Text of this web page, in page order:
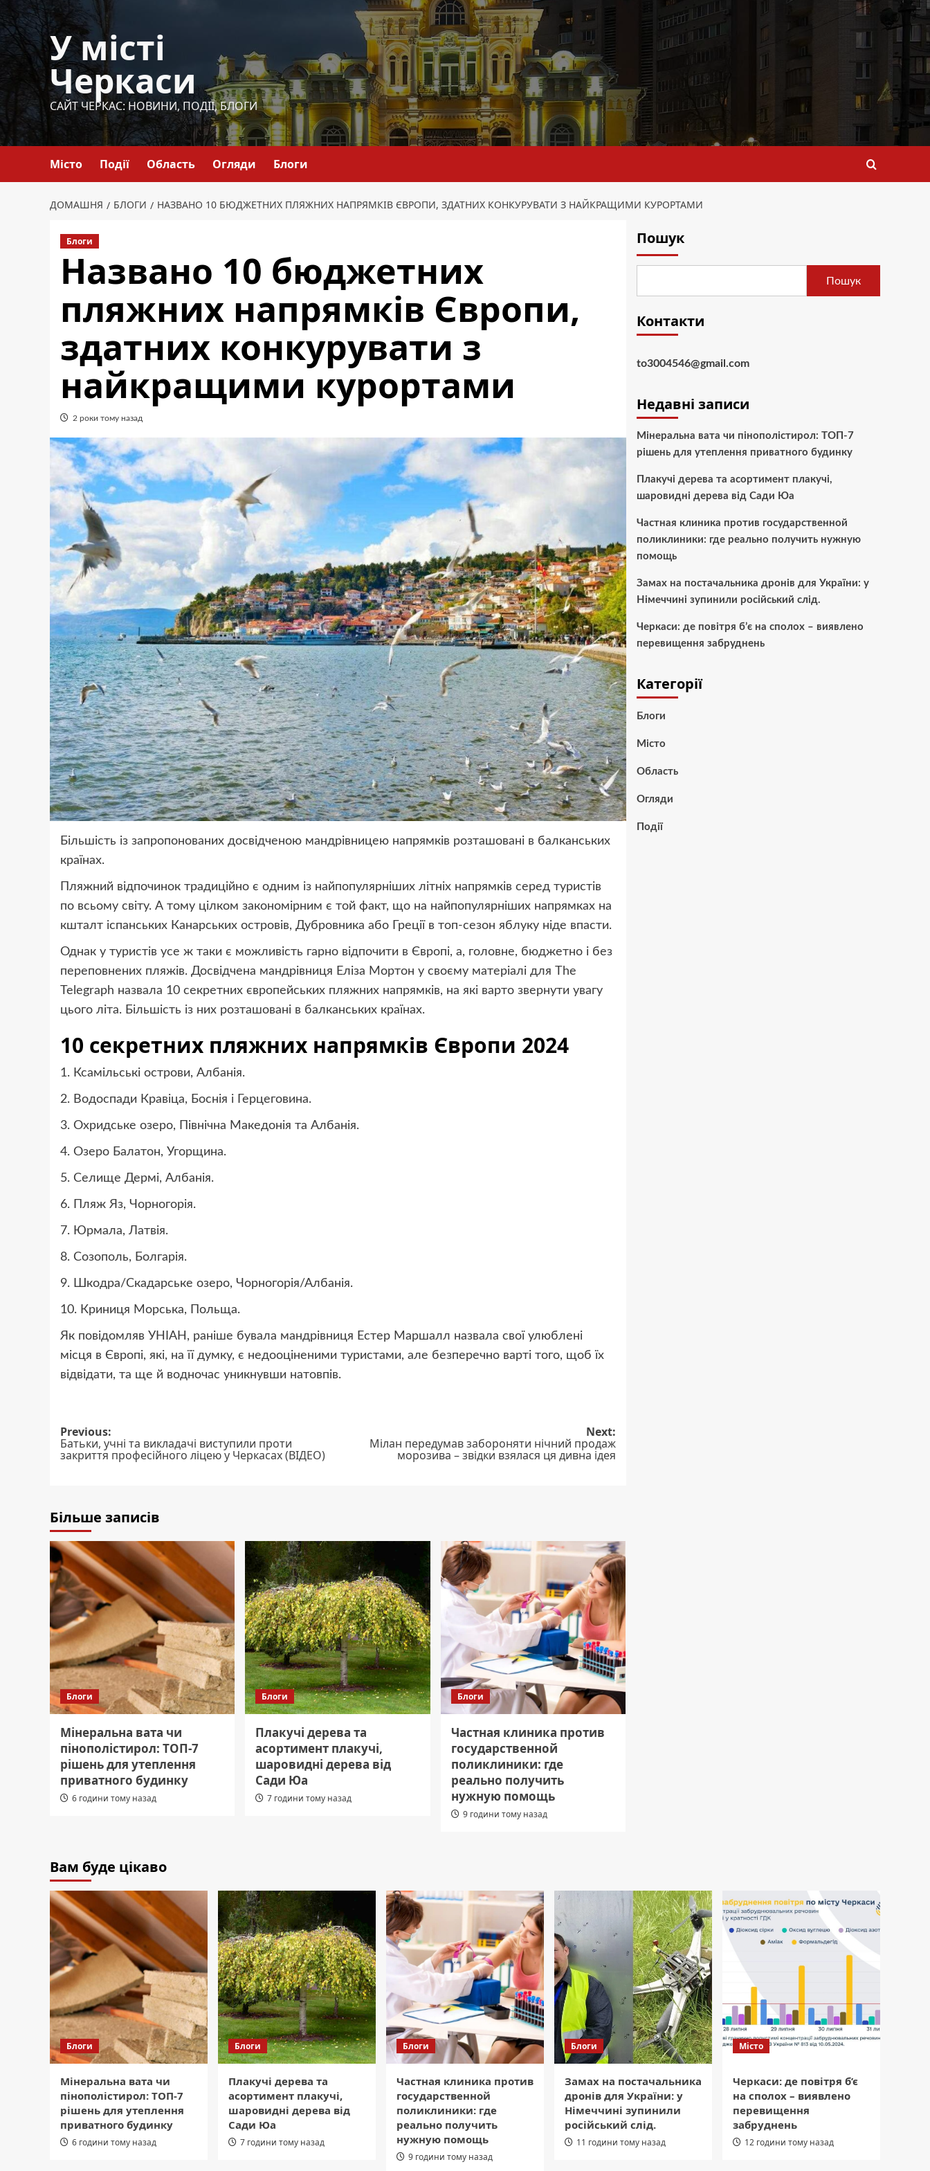
Перейти
до
вмісту
У місті
Черкаси
САЙТ ЧЕРКАС: НОВИНИ, ПОДІЇ, БЛОГИ
Місто Події Область Огляди Блоги
ДОМАШНЯ БЛОГИ НАЗВАНО 10 БЮДЖЕТНИХ ПЛЯЖНИХ НАПРЯМКІВ ЄВРОПИ, ЗДАТНИХ КОНКУРУВАТИ З НАЙКРАЩИМИ КУРОРТАМИ
Блоги
Названо 10 бюджетних
пляжних напрямків Європи,
здатних конкурувати з
найкращими курортами
2 роки тому назад
Більшість із запропонованих досвідченою мандрівницею напрямків розташовані в балканських
країнах.
Пляжний відпочинок традиційно є одним із найпопулярніших літніх напрямків серед туристів
по всьому світу. А тому цілком закономірним є той факт, що на найпопулярніших напрямках на
кшталт іспанських Канарських островів, Дубровника або Греції в топ-сезон яблуку ніде впасти.
Однак у туристів усе ж таки є можливість гарно відпочити в Європі, а, головне, бюджетно і без
переповнених пляжів. Досвідчена мандрівниця Еліза Мортон у своєму матеріалі для The
Telegraph назвала 10 секретних європейських пляжних напрямків, на які варто звернути увагу
цього літа. Більшість із них розташовані в балканських країнах.
10 секретних пляжних напрямків Європи 2024
1. Ксамільські острови, Албанія.
2. Водоспади Кравіца, Боснія і Герцеговина.
3. Охридське озеро, Північна Македонія та Албанія.
4. Озеро Балатон, Угорщина.
5. Селище Дермі, Албанія.
6. Пляж Яз, Чорногорія.
7. Юрмала, Латвія.
8. Созополь, Болгарія.
9. Шкодра/Скадарське озеро, Чорногорія/Албанія.
10. Криниця Морська, Польща.
Як повідомляв УНІАН, раніше бувала мандрівниця Естер Маршалл назвала свої улюблені
місця в Європі, які, на її думку, є недооціненими туристами, але безперечно варті того, щоб їх
відвідати, та ще й водночас уникнувши натовпів.
Post
navigation
Previous:
Батьки, учні та викладачі виступили проти
закриття професійного ліцею у Черкасах (ВІДЕО)
Next:
Мілан передумав забороняти нічний продаж
морозива – звідки взялася ця дивна ідея
Більше записів
Блоги
Мінеральна вата чи
пінополістирол: ТОП-7
рішень для утеплення
приватного будинку
6 години тому назад
Блоги
Плакучі дерева та
асортимент плакучі,
шаровидні дерева від
Сади Юа
7 години тому назад
Блоги
Частная клиника против
государственной
поликлиники: где
реально получить
нужную помощь
9 години тому назад
Пошук
Пошук
Контакти
to3004546@gmail.com
Недавні записи
Мінеральна вата чи пінополістирол: ТОП-7
рішень для утеплення приватного будинку
Плакучі дерева та асортимент плакучі,
шаровидні дерева від Сади Юа
Частная клиника против государственной
поликлиники: где реально получить нужную
помощь
Замах на постачальника дронів для України: у
Німеччині зупинили російський слід.
Черкаси: де повітря б’є на сполох – виявлено
перевищення забруднень
Категорії
Блоги
Місто
Область
Огляди
Події
Вам буде цікаво
Блоги
Мінеральна вата чи
пінополістирол: ТОП-7
рішень для утеплення
приватного будинку
6 години тому назад
Блоги
Плакучі дерева та
асортимент плакучі,
шаровидні дерева від
Сади Юа
7 години тому назад
Блоги
Частная клиника против
государственной
поликлиники: где
реально получить
нужную помощь
9 години тому назад
Блоги
Замах на постачальника
дронів для України: у
Німеччині зупинили
російський слід.
11 години тому назад
Місто
Черкаси: де повітря б’є
на сполох – виявлено
перевищення
забруднень
12 години тому назад